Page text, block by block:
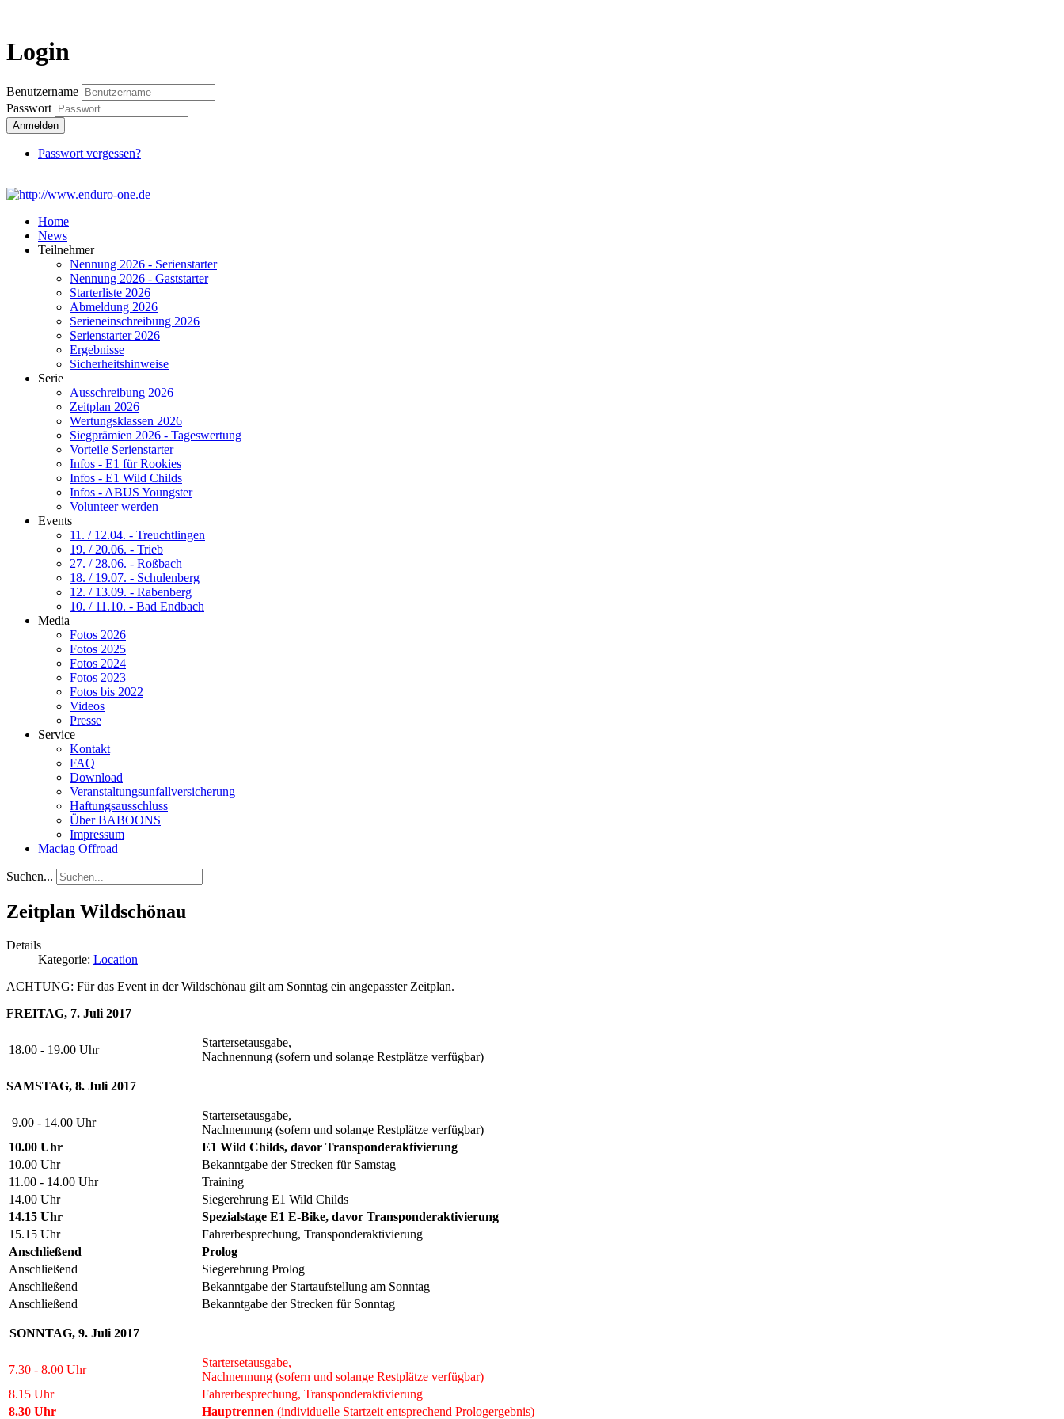
Login
Benutzername
Passwort
Anmelden
Passwort vergessen?
Home
News
Teilnehmer
Nennung 2026 - Serienstarter
Nennung 2026 - Gaststarter
Starterliste 2026
Abmeldung 2026
Serieneinschreibung 2026
Serienstarter 2026
Ergebnisse
Sicherheitshinweise
Serie
Ausschreibung 2026
Zeitplan 2026
Wertungsklassen 2026
Siegprämien 2026 - Tageswertung
Vorteile Serienstarter
Infos - E1 für Rookies
Infos - E1 Wild Childs
Infos - ABUS Youngster
Volunteer werden
Events
11. / 12.04. - Treuchtlingen
19. / 20.06. - Trieb
27. / 28.06. - Roßbach
18. / 19.07. - Schulenberg
12. / 13.09. - Rabenberg
10. / 11.10. - Bad Endbach
Media
Fotos 2026
Fotos 2025
Fotos 2024
Fotos 2023
Fotos bis 2022
Videos
Presse
Service
Kontakt
FAQ
Download
Veranstaltungsunfallversicherung
Haftungsausschluss
Über BABOONS
Impressum
Maciag Offroad
Suchen...
Zeitplan Wildschönau
Details
Kategorie: Location
ACHTUNG: Für das Event in der Wildschönau gilt am Sonntag ein angepasster Zeitplan.
FREITAG, 7. Juli 2017
18.00 - 19.00 Uhr
Startersetausgabe,
Nachnennung (sofern und solange Restplätze verfügbar)
SAMSTAG, 8. Juli 2017
9.00 - 14.00 Uhr
Startersetausgabe,
Nachnennung (sofern und solange Restplätze verfügbar)
10.00 Uhr
E1 Wild Childs, davor Transponderaktivierung
10.00 Uhr
Bekanntgabe der Strecken für Samstag
11.00 - 14.00 Uhr
Training
14.00 Uhr
Siegerehrung E1 Wild Childs
14.15 Uhr
Spezialstage E1 E-Bike, davor Transponderaktivierung
15.15 Uhr
Fahrerbesprechung, Transponderaktivierung
Anschließend
Prolog
Anschließend
Siegerehrung Prolog
Anschließend
Bekanntgabe der Startaufstellung am Sonntag
Anschließend
Bekanntgabe der Strecken für Sonntag
SONNTAG, 9. Juli 2017
7.30 - 8.00 Uhr
Startersetausgabe,
Nachnennung (sofern und solange Restplätze verfügbar)
8.15 Uhr
Fahrerbesprechung, Transponderaktivierung
8.30 Uhr
Hauptrennen (individuelle Startzeit entsprechend Prologergebnis)